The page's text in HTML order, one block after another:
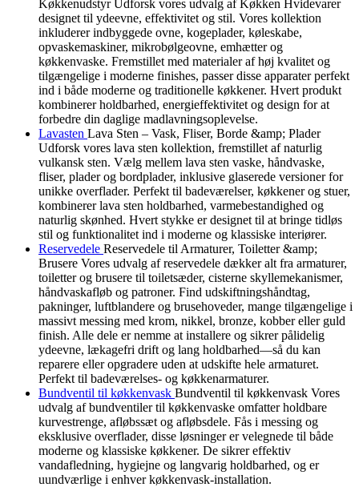
Køkkenudstyr Udforsk vores udvalg af Køkken Hvidevarer
designet til ydeevne, effektivitet og stil. Vores kollektion
inkluderer indbyggede ovne, kogeplader, køleskabe,
opvaskemaskiner, mikrobølgeovne, emhætter og
køkkenvaske. Fremstillet med materialer af høj kvalitet og
tilgængelige i moderne finishes, passer disse apparater perfekt
ind i både moderne og traditionelle køkkener. Hvert produkt
kombinerer holdbarhed, energieffektivitet og design for at
forbedre din daglige madlavningsoplevelse.
Lavasten Lava Sten – Vask, Fliser, Borde &amp; Plader
Udforsk vores lava sten kollektion, fremstillet af naturlig
vulkansk sten. Vælg mellem lava sten vaske, håndvaske,
fliser, plader og bordplader, inklusive glaserede versioner for
unikke overflader. Perfekt til badeværelser, køkkener og stuer,
kombinerer lava sten holdbarhed, varmebestandighed og
naturlig skønhed. Hvert stykke er designet til at bringe tidløs
stil og funktionalitet ind i moderne og klassiske interiører.
Reservedele Reservedele til Armaturer, Toiletter &amp;
Brusere Vores udvalg af reservedele dækker alt fra armaturer,
toiletter og brusere til toiletsæder, cisterne skyllemekanismer,
håndvaskafløb og patroner. Find udskiftningshåndtag,
pakninger, luftblandere og brusehoveder, mange tilgængelige i
massivt messing med krom, nikkel, bronze, kobber eller guld
finish. Alle dele er nemme at installere og sikrer pålidelig
ydeevne, lækagefri drift og lang holdbarhed—så du kan
reparere eller opgradere uden at udskifte hele armaturet.
Perfekt til badeværelses- og køkkenarmaturer.
Bundventil til køkkenvask Bundventil til køkkenvask Vores
udvalg af bundventiler til køkkenvaske omfatter holdbare
kurvestrenge, afløbssæt og afløbsdele. Fås i messing og
eksklusive overflader, disse løsninger er velegnede til både
moderne og klassiske køkkener. De sikrer effektiv
vandafledning, hygiejne og langvarig holdbarhed, og er
uundværlige i enhver køkkenvask-installation.